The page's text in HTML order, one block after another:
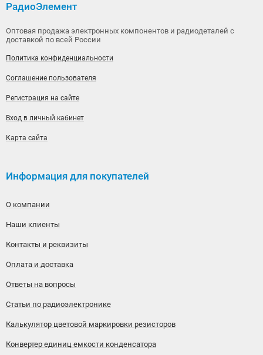
РадиоЭлемент
Оптовая продажа электронных компонентов и радиодеталей с
доставкой по всей России
Политика конфиденциальности
Соглашение пользователя
Регистрация на сайте
Вход в личный кабинет
Карта сайта
Информация для покупателей
О компании
Наши клиенты
Контакты и реквизиты
Оплата и доставка
Ответы на вопросы
Статьи по радиоэлектронике
Калькулятор цветовой маркировки резисторов
Конвертер единиц емкости конденсатора